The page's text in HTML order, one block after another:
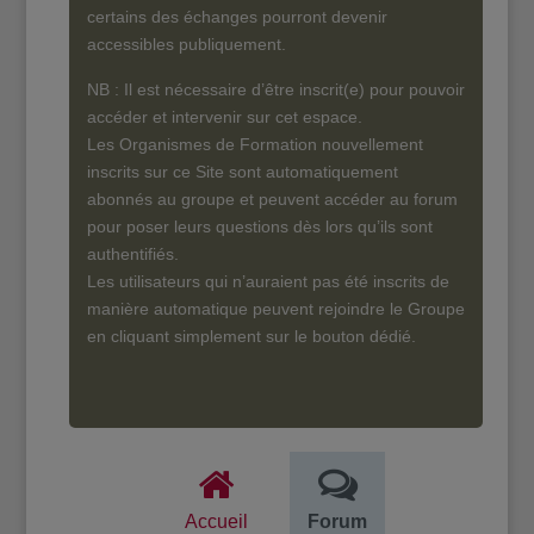
certains des échanges pourront devenir
accessibles publiquement.
NB : Il est nécessaire d’être inscrit(e) pour pouvoir
accéder et intervenir sur cet espace.
Les Organismes de Formation nouvellement
inscrits sur ce Site sont automatiquement
abonnés au groupe et peuvent accéder au forum
pour poser leurs questions dès lors qu’ils sont
authentifiés.
Les utilisateurs qui n’auraient pas été inscrits de
manière automatique peuvent rejoindre le Groupe
en cliquant simplement sur le bouton dédié.
Accueil Forum